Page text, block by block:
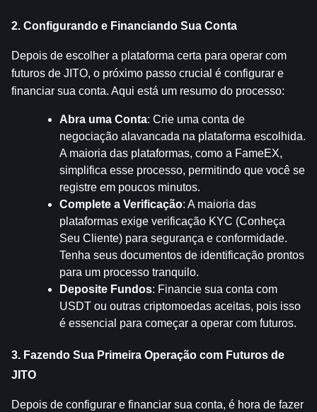
2. Configurando e Financiando Sua Conta
Depois de escolher a plataforma certa para operar com
futuros de JITO, o próximo passo crucial é configurar e
financiar sua conta. Aqui está um resumo do processo:
Abra uma Conta: Crie uma conta de
negociação alavancada na plataforma escolhida.
A maioria das plataformas, como a FameEX,
simplifica esse processo, permitindo que você se
registre em poucos minutos.
Complete a Verificação: A maioria das
plataformas exige verificação KYC (Conheça
Seu Cliente) para segurança e conformidade.
Tenha seus documentos de identificação prontos
para um processo tranquilo.
Deposite Fundos: Financie sua conta com
USDT ou outras criptomoedas aceitas, pois isso
é essencial para começar a operar com futuros.
3. Fazendo Sua Primeira Operação com Futuros de
JITO
Depois de configurar e financiar sua conta, é hora de fazer